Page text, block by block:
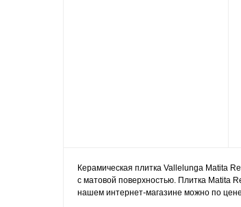
Керамическая плитка Vallelunga Matita
с матовой поверхностью. Плитка Matita
нашем интернет-магазине можно по